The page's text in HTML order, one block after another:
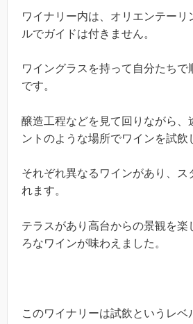
ワイナリー内は、オリエンテーリ
ルでガイドは付きません。
ワイングラスを持って自分たちで
です。
醸造工程などを見て回りながら、
ントのような場所でワインを試飲
それぞれ異なるワインがあり、ス
れます。
テラスがあり高台からの景観を楽
ろなワインが味わえました。
このワイナリーは試飲というレベ